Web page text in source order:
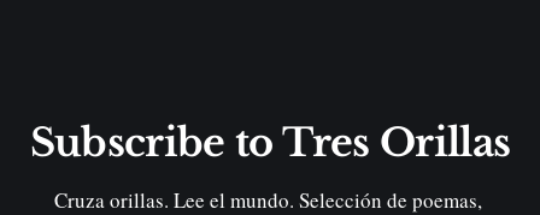
Subscribe to Tres Orillas
Cruza orillas. Lee el mundo. Selección de poemas,